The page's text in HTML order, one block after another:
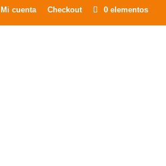
Mi cuenta Checkout 0 elementos